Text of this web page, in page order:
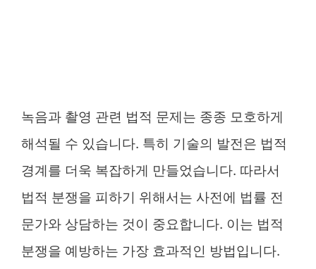
녹음과 촬영 관련 법적 문제는 종종 모호하게
해석될 수 있습니다. 특히 기술의 발전은 법적
경계를 더욱 복잡하게 만들었습니다. 따라서
법적 분쟁을 피하기 위해서는 사전에 법률 전
문가와 상담하는 것이 중요합니다. 이는 법적
분쟁을 예방하는 가장 효과적인 방법입니다.